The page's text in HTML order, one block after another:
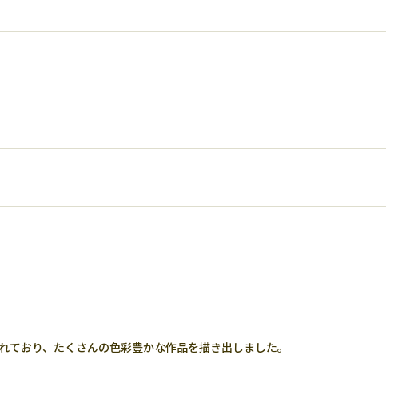
おり、たくさんの色彩豊かな作品を描き出しました。